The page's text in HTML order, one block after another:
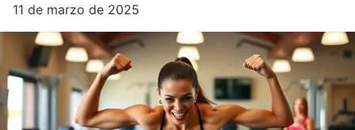
11 de marzo de 2025